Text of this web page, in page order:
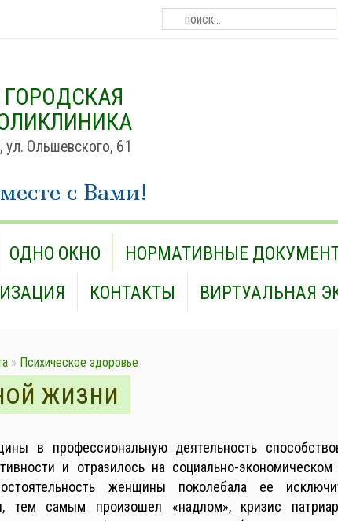
ГОРОДСКАЯ
ул. Ольшевского, 61
с Вами!
ОДНО ОКНО НОРМАТИВНЫЕ
КОНТАКТЫ ВИРТУАЛЬНАЯ
» Психическое здоровье
жизни
в профессиональную деятельность
и отразилось на социально-экономическом
женщины поколебала ее
тем самым произошел «надлом», кризис